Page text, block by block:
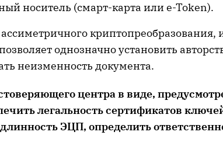
носитель (смарт-карта или e-Token).
однозначно установить
неизменность документа.
центра в виде,
легальность сертификатов
ЭЦП, определить